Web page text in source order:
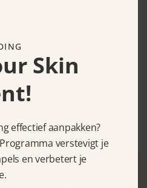
Booster
Skin
effectief aanpakken?
verstevigt je
en verbetert je